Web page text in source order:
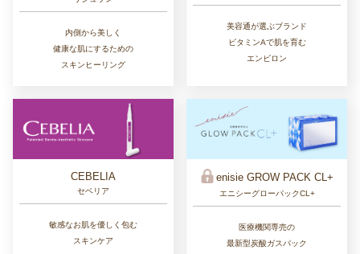
内側から美しく
健康な肌にするための
スキンヒーリング
美容通が選ぶブランド
ビタミンAで肌を育む
エンビロン
CEBELIA
セベリア
敏感なお肌を優しく包む
スキンケア
enisie GROW PACK CL+
エニシーグローパックCL+
医療機関専売の
最新型炭酸ガスパック